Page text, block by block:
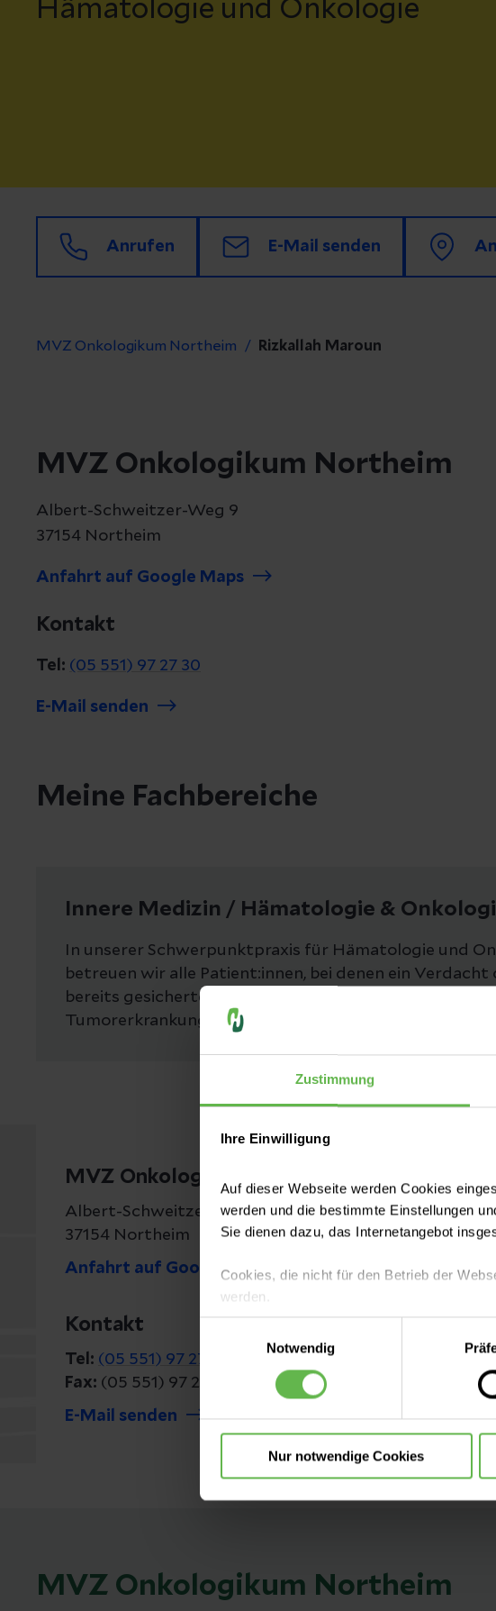
Zustimmung
Ihre Einwilligung
Auf dieser Webseite werden Cookies
werden und die bestimmte Einstellungen
Sie dienen dazu, das Internetangebot
Cookies, die nicht für den Betrieb der
werden.
Es steht Ihnen frei, unsere Seite mit nur
einzuwilligen. Ihre Auswahlentscheidung
Notwendig
Nur notwendige Cookies
Hämatologie und Onkologie
Anrufen E-Mail senden
MVZ Onkologikum Northeim Rizkallah Maroun
MVZ Onkologikum Northeim
Albert-Schweitzer-Weg 9
37154 Northeim
Anfahrt auf Google Maps
Kontakt
Tel: (05 551) 97 27 30
E-Mail senden
Meine Fachbereiche
Innere Medizin / Hämatologie &
In unserer Schwerpunktpraxis für Hämatologie und
betreuen wir alle Patient:innen, bei denen ein Verdacht
bereits gesicherte Diagnose auf eine Blut- oder
Tumorerkrankung besteht.
MVZ Onkologikum Northeim
Albert-Schweitzer-Weg 9
37154 Northeim
Anfahrt auf Google Maps
Kontakt
Tel: (05 551) 97 27 30
Fax: (05 551) 97 27 48
E-Mail senden
MVZ Onkologikum Northeim